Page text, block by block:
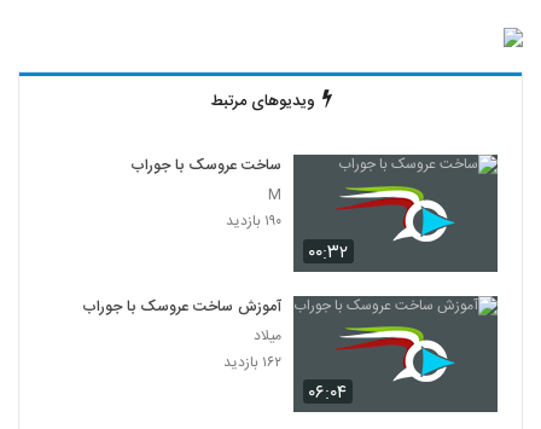
ویدیوهای مرتبط
۰۰:۳۲
ساخت عروسک با جوراب
M
۱۹۰ بازدید
۰۶:۰۴
آموزش ساخت عروسک با جوراب
میلاد
۱۶۲ بازدید